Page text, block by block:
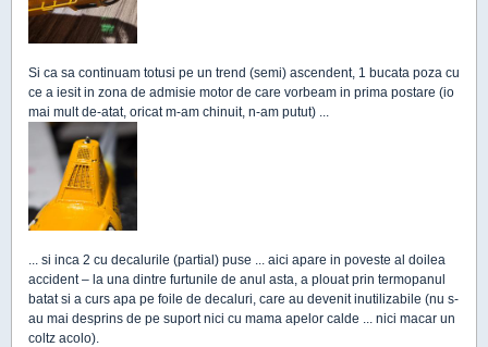
Si ca sa continuam totusi pe un trend (semi) ascendent, 1 bucata poza cu
ce a iesit in zona de admisie motor de care vorbeam in prima postare (io
mai mult de-atat, oricat m-am chinuit, n-am putut) ...
... si inca 2 cu decalurile (partial) puse ... aici apare in poveste al doilea
accident – la una dintre furtunile de anul asta, a plouat prin termopanul
batat si a curs apa pe foile de decaluri, care au devenit inutilizabile (nu s-
au mai desprins de pe suport nici cu mama apelor calde ... nici macar un
coltz acolo).